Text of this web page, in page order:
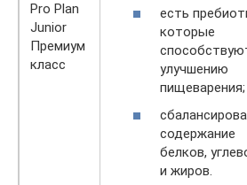
Pro Plan
Junior
Премиум
класс
есть
которые
улучшению
пищеварения;
содержание
белков,
и жиров.